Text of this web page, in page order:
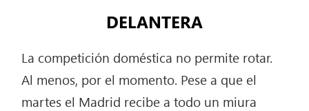
DELANTERA
La competición doméstica no permite rotar.
Al menos, por el momento. Pese a que el
martes el Madrid recibe a todo un miura